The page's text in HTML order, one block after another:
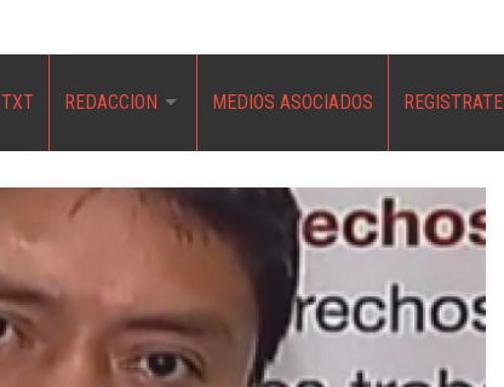
TXT REDACCION MEDIOS ASOCIADOS REGISTRATE